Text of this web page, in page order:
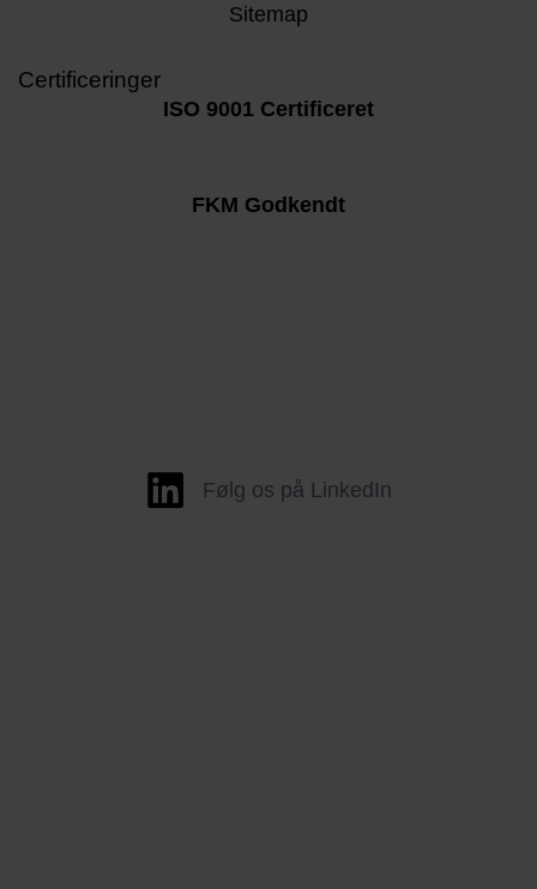
Sitemap
Certificeringer
ISO 9001 Certificeret
FKM Godkendt
Følg os på LinkedIn